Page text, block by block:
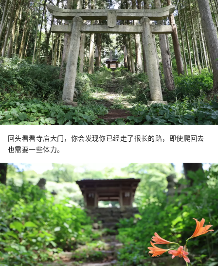
回头看看寺庙大门，你会发现你已经走了很长的路，即使爬回去
也需要一些体力。